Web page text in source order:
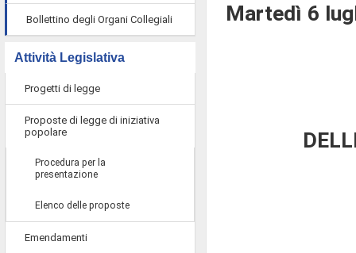
Bollettino degli Organi Collegiali
Attività Legislativa
Progetti di legge
Proposte di legge di iniziativa
popolare
Procedura per la
presentazione
Elenco delle proposte
Emendamenti
Martedì 6